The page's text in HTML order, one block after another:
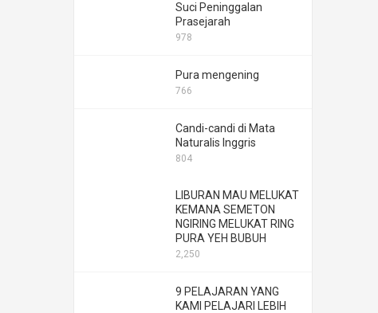
Suci Peninggalan
Prasejarah
978
Pura mengening
766
Candi-candi di Mata
Naturalis Inggris
804
LIBURAN MAU MELUKAT
KEMANA SEMETON
NGIRING MELUKAT RING
PURA YEH BUBUH
2,250
9 PELAJARAN YANG
KAMI PELAJARI LEBIH